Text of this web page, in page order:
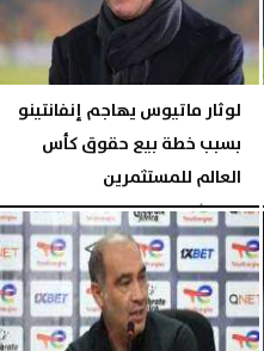
لوثار ماتيوس يهاجم إنفانتينو
بسبب خطة بيع حقوق كأس
العالم للمستثمرين
الثلاثاء، 4 أغسطس 2026 10:06 مـ